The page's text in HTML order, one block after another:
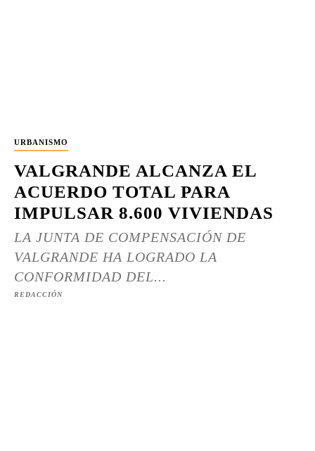
URBANISMO
VALGRANDE ALCANZA EL
ACUERDO TOTAL PARA
IMPULSAR 8.600 VIVIENDAS
LA JUNTA DE COMPENSACIÓN DE
VALGRANDE HA LOGRADO LA
CONFORMIDAD DEL...
REDACCIÓN